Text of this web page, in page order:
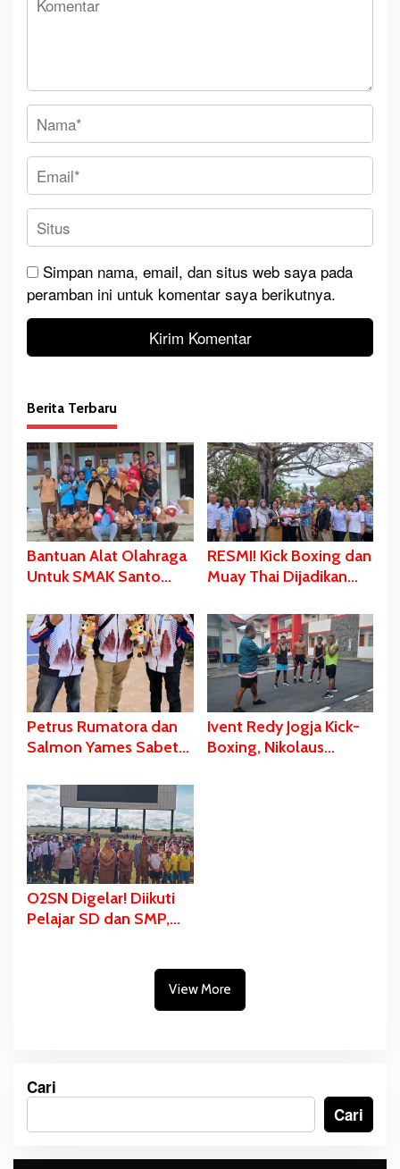
Simpan nama, email, dan situs web saya pada
peramban ini untuk komentar saya berikutnya.
Berita Terbaru
Bantuan Alat Olahraga
Untuk SMAK Santo
Merauke, Irfa
Pabangke: Masa Depan
Bisa Dibangun Melalui
Prestasi
RESMI! Kick Boxing dan
Muay Thai Dijadikan
Ekstrakurikuler di SMK
Santo Antonius
Merauke
Petrus Rumatora dan
Salmon Yames Sabet
Perunggu Dalam Ajang
FORNAS di NTB
Ivent Redy Jogja Kick-
Boxing, Nikolaus
O2SN Digelar! Diikuti
Pelajar SD dan SMP,
View More
Cari
Cari